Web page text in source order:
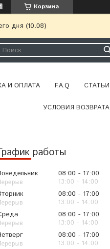
Корзина
дня (10.08)
И ОПЛАТА F.A.Q СТАТЬИ
УСЛОВИЯ ВОЗВРАТА
работы
08:00
17:00
13:00
14:00
08:00
17:00
13:00
14:00
08:00
17:00
13:00
14:00
08:00
17:00
13:00
14:00